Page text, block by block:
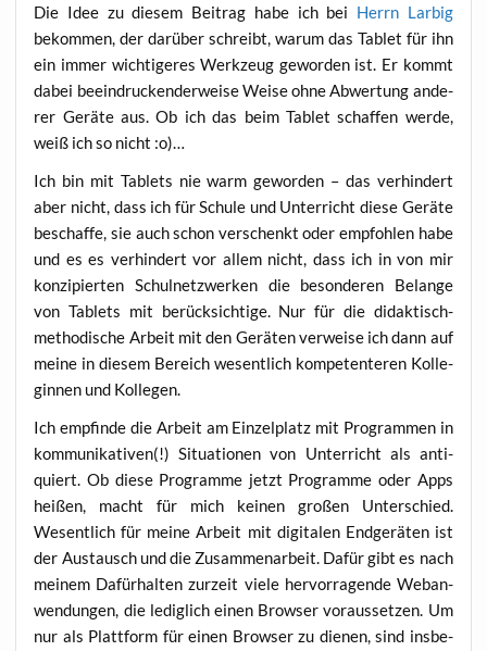
Die Idee zu die­sem Bei­trag habe ich bei Herrn Lar­big
bekom­men, der dar­über schreibt, war­um das Tablet für ihn
ein immer wich­ti­ge­res Werk­zeug gewor­den ist. Er kommt
dabei beein­dru­cken­der­wei­se Wei­se ohne Abwer­tung ande­
rer Gerä­te aus. Ob ich das beim Tablet schaf­fen wer­de,
weiß ich so nicht :o)…
Ich bin mit Tablets nie warm gewor­den – das ver­hin­dert
aber nicht, dass ich für Schu­le und Unter­richt die­se Gerä­te
beschaf­fe, sie auch schon ver­schenkt oder emp­foh­len habe
und es es ver­hin­dert vor allem nicht, dass ich in von mir
kon­zi­pier­ten Schul­netz­wer­ken die beson­de­ren Belan­ge
von Tablets mit berück­sich­ti­ge. Nur für die didak­tisch-
metho­di­sche Arbeit mit den Gerä­ten ver­wei­se ich dann auf
mei­ne in die­sem Bereich wesent­lich kom­pe­ten­te­ren Kol­le­
gin­nen und Kollegen.
Ich emp­fin­de die Arbeit am Ein­zel­platz mit Pro­gram­men in
kom­mu­ni­ka­ti­ven(!) Situa­tio­nen von Unter­richt als anti­
quiert. Ob die­se Pro­gram­me jetzt Pro­gram­me oder Apps
hei­ßen, macht für mich kei­nen gro­ßen Unter­schied.
Wesent­lich für mei­ne Arbeit mit digi­ta­len End­ge­rä­ten ist
der Aus­tausch und die Zusam­men­ar­beit. Dafür gibt es nach
mei­nem Dafür­hal­ten zur­zeit vie­le her­vor­ra­gen­de Web­an­
wen­dun­gen, die ledig­lich einen Brow­ser vor­aus­set­zen. Um
nur als Platt­form für einen Brow­ser zu die­nen, sind ins­be­